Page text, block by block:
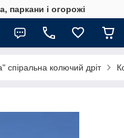
паркани і огорожі
спіральна колючий дріт